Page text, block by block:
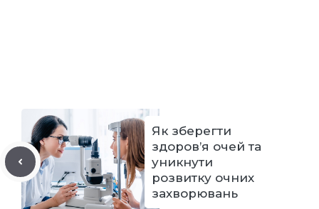
Як зберегти
здоров’я очей та
уникнути
розвитку очних
захворювань